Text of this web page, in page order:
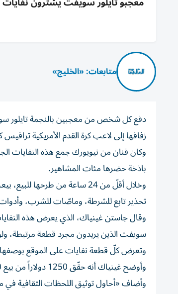
متابعات: «الخليج»
زفافها إلى لاعب كرة القدم الأمريكية
وكان فنان من نيويورك جمع هذه النفايات
باذخة حضرها مئات المشاهير.
وخلال أقلّ من 24 ساعة من
تحذير تابع للشرطة، وماصّات للشرب،
وقال جاستن غينياك، الذي يعرض هذه
سويفت الذين يريدون مجرد قطعة مرتبطة،
وتعرض كلّ قطعة نفايات على الموقع
وأوضح غينياك أنه حقّق 1250 دولاراً من بيع 50 قطعة في المرحلة الأولى، وقد يطرح المزيد منها للبيع.
وأضاف «أحاول توثيق اللحظات الثقافية في